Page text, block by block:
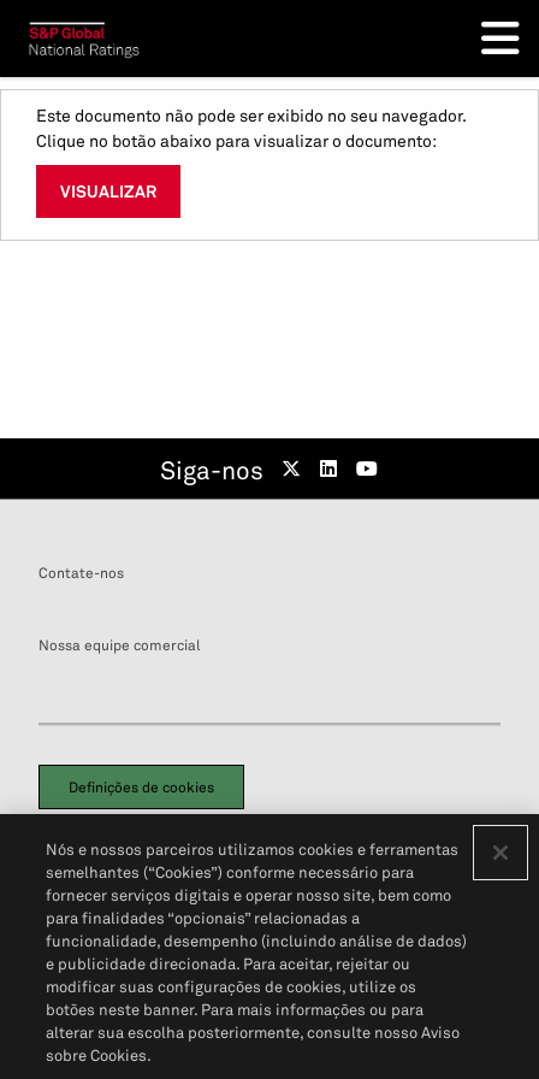
Este documento não pode ser exibido no seu navegador.
Clique no botão abaixo para visualizar o documento:
VISUALIZAR
Siga-nos
Contate-nos
Nossa equipe comercial
Definições de cookies
Política de PrivacidadePortal de privacidade do cliente (em inglês)
Não Venda Minhas Informações Pessoais© 2026 S&P Global
Nós e nossos parceiros utilizamos cookies e ferramentas
semelhantes (“Cookies”) conforme necessário para
fornecer serviços digitais e operar nosso site, bem como
para finalidades “opcionais” relacionadas a
funcionalidade, desempenho (incluindo análise de dados)
e publicidade direcionada. Para aceitar, rejeitar ou
modificar suas configurações de cookies, utilize os
botões neste banner. Para mais informações ou para
alterar sua escolha posteriormente, consulte nosso Aviso
sobre Cookies.